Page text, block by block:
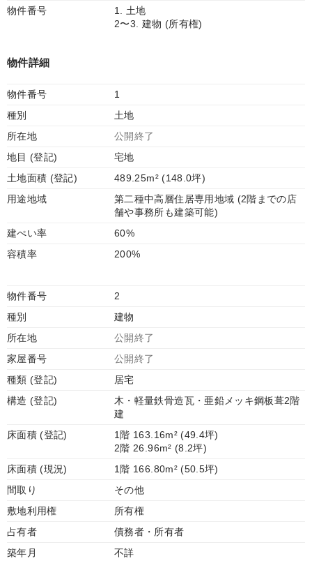
物件番号
1. 土地
2〜3. 建物 (所有権)
物件詳細
物件番号
1
種別
土地
所在地
公開終了
地目 (登記)
宅地
土地面積 (登記)
489.25m² (148.0坪)
用途地域
第二種中高層住居専用地域 (2階までの店
舗や事務所も建築可能)
建ぺい率
60%
容積率
200%
物件番号
2
種別
建物
所在地
公開終了
家屋番号
公開終了
種類 (登記)
居宅
構造 (登記)
木・軽量鉄骨造瓦・亜鉛メッキ鋼板葺2階
建
床面積 (登記)
1階 163.16m² (49.4坪)
2階 26.96m² (8.2坪)
床面積 (現況)
1階 166.80m² (50.5坪)
間取り
その他
敷地利用権
所有権
占有者
債務者・所有者
築年月
不詳